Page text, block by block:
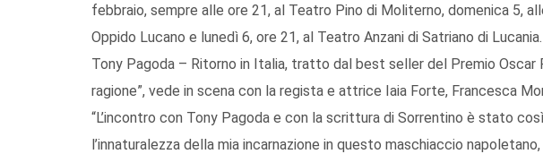
febbraio, sempre alle ore 21, al Teatro Pino di Moliterno, domenica 5,
Oppido Lucano e lunedì 6, ore 21, al Teatro Anzani di Satriano di Lucania.
Tony Pagoda – Ritorno in Italia, tratto dal best seller del Premio Oscar
ragione”, vede in scena con la regista e attrice Iaia Forte, Francesca
“L’incontro con Tony Pagoda e con la scrittura di Sorrentino è stato
l’innaturalezza della mia incarnazione in questo maschiaccio